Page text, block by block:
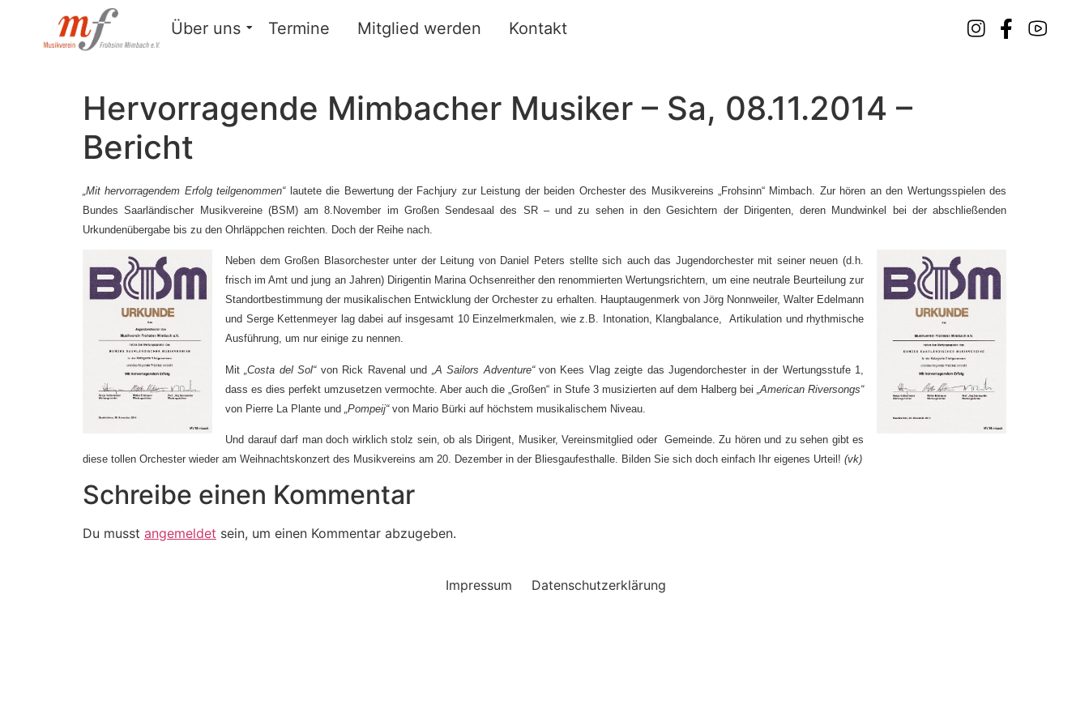
Über uns Termine Mitglied werden Kontakt
Hervorragende Mimbacher Musiker – Sa, 08.11.2014 –
Bericht
„Mit hervorragendem Erfolg teilgenommen“lautete die Bewertung der Fachjury zur Leistung der beiden Orchester des Musikvereins „Frohsinn“ Mimbach. Zur hören an den Wertungsspielen des
Bundes Saarländischer Musikvereine (BSM) am 8.November im Großen Sendesaal des SR – und zu sehen in den Gesichtern der Dirigenten, deren Mundwinkel bei der abschließenden
Urkundenübergabe bis zu den Ohrläppchen reichten. Doch der Reihe nach.
Neben dem Großen Blasorchester unter der Leitung von Daniel Peters stellte sich auch das Jugendorchester mit seiner neuen (d.h.
frisch im Amt und jung an Jahren) Dirigentin Marina Ochsenreither den renommierten Wertungsrichtern, um eine neutrale Beurteilung zur
Standortbestimmung der musikalischen Entwicklung der Orchester zu erhalten. Hauptaugenmerk von Jörg Nonnweiler, Walter Edelmann
und Serge Kettenmeyer lag dabei auf insgesamt 10 Einzelmerkmalen, wie z.B. Intonation, Klangbalance, Artikulation und rhythmische
Ausführung, um nur einige zu nennen.
Mit „Costa del Sol“von Rick Ravenal und „A Sailors Adventure“von Kees Vlag zeigte das Jugendorchester in der Wertungsstufe 1,
dass es dies perfekt umzusetzen vermochte. Aber auch die „Großen“ in Stufe 3 musizierten auf dem Halberg bei „American Riversongs“
von Pierre La Plante und „Pompeij“von Mario Bürki auf höchstem musikalischem Niveau.
Und darauf darf man doch wirklich stolz sein, ob als Dirigent, Musiker, Vereinsmitglied oder Gemeinde. Zu hören und zu sehen gibt es
diese tollen Orchester wieder am Weihnachtskonzert des Musikvereins am 20. Dezember in der Bliesgaufesthalle. Bilden Sie sich doch einfach Ihr eigenes Urteil! (vk)
Schreibe einen Kommentar
Du musst angemeldet sein, um einen Kommentar abzugeben.
Impressum Datenschutzerklärung